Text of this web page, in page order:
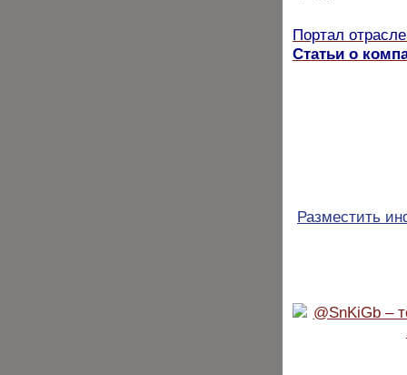
Портал
Статьи о
Разместить